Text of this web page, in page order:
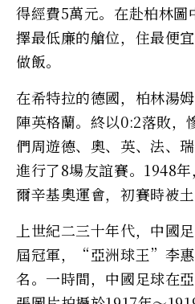
得經費5萬元。在赴柏林圖
擇最低廉的艙位，住最便
做飯。
在希特拉的德國，柏林湯
陣英格蘭。終以0:2落敗，
們周遊德、奧、英、法、
進行了8場友誼賽。1948
爾辛基奧運會，初賽時被
上世紀二三十年代，中國
屆冠軍，“亞洲球王”李
名。一時間，中國足球在